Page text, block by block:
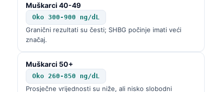
Muškarci 40-49
Oko 300-900 ng/dL
Granični rezultati su česti; SHBG počinje imati veći
značaj.
Muškarci 50+
Oko 260-850 ng/dL
Prosječne vrijednosti su niže, ali nisko slobodni